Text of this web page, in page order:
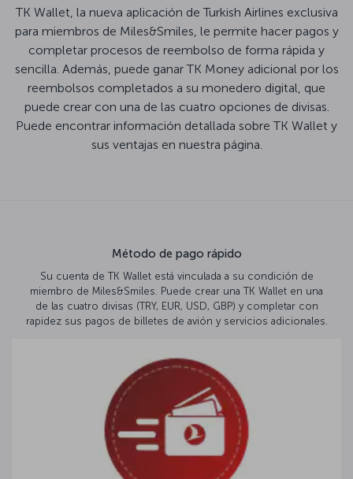
TK Wallet, la nueva aplicación de Turkish Airlines exclusiva
para miembros de Miles&Smiles, le permite hacer pagos y
completar procesos de reembolso de forma rápida y
sencilla. Además, puede ganar TK Money adicional por los
reembolsos completados a su monedero digital, que
puede crear con una de las cuatro opciones de divisas.
Puede encontrar información detallada sobre TK Wallet y
sus ventajas en nuestra página.
Método de pago rápido
Su cuenta de TK Wallet está vinculada a su condición de
miembro de Miles&Smiles. Puede crear una TK Wallet en una
de las cuatro divisas (TRY, EUR, USD, GBP) y completar con
rapidez sus pagos de billetes de avión y servicios adicionales.